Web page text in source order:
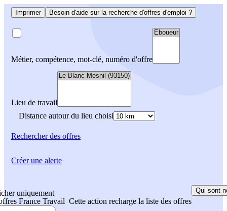
Imprimer Besoin d'aide sur la recherche d'offres d'emploi ?
Métier, compétence, mot-clé, numéro d'offre
Lieu de travail
Distance autour du lieu choisi
Rechercherdes offres
uniquement
France Travail Cette action recharge la liste des offres
Qui sont
Créer une alerte